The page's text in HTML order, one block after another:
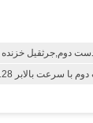
دوم,جرثقیل
بالابر 128 متری بر دقیقه